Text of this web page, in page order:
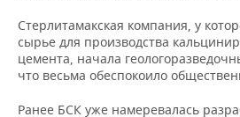
Стерлитамакская компания, у
сырье для производства
цемента, начала
что весьма обеспокоило
Ранее БСК уже намеревалась